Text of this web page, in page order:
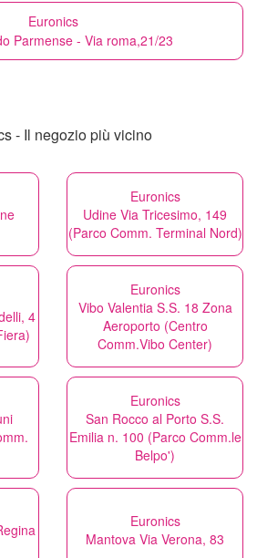
Euronics
Parmense - Via roma,21/23
- Il negozio più vicino
Euronics
Udine Via Tricesimo, 149
(Parco Comm. Terminal Nord)
4
Euronics
Vibo Valentia S.S. 18 Zona
Aeroporto (Centro
Comm.Vibo Center)
Euronics
San Rocco al Porto S.S.
Emilia n. 100 (Parco Comm.le
Belpo')
Euronics
Mantova Via Verona, 83